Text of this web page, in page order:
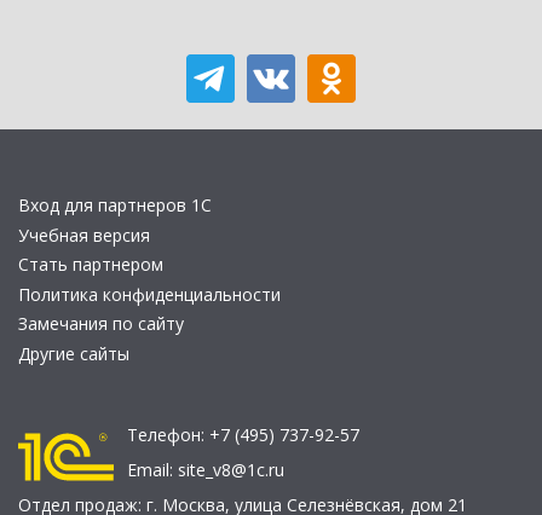
Вход для партнеров 1С
Учебная версия
Стать партнером
Политика конфиденциальности
Замечания по сайту
Другие сайты
Телефон: +7 (495) 737-92-57
Email: site_v8@1c.ru
Отдел продаж: г. Москва, улица Селезнёвская, дом 21